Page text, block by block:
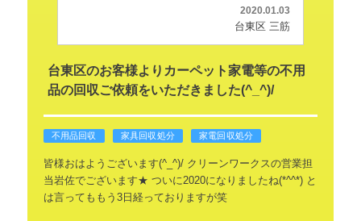
2020.01.03
台東区 三筋
台東区のお客様よりカーペット家電等の不用
品の回収ご依頼をいただきました(^_^)/
不用品回収 家具回収処分 家電回収処分
皆様おはようございます(^_^)/ クリーンワークスの営業担
当岩佐でございます★ ついに2020になりましたね(*^^*) と
は言ってももう3日経っておりますが笑